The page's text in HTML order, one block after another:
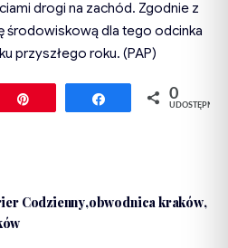
drogi na zachód. Zgodnie z
środowiskową dla tego odcinka
przyszłego roku. (PAP)
Udostępnij
0
UDOSTĘPNIEŃ
Codzienny obwodnica kraków